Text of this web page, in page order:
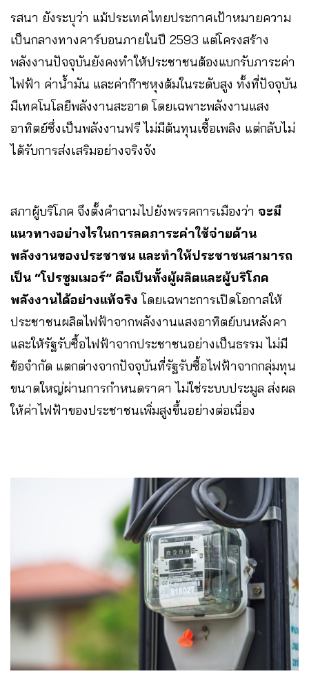
รสนา ยังระบุว่า แม้ประเทศไทยประกาศเป้าหมายความ
เป็นกลางทางคาร์บอนภายในปี 2593 แต่โครงสร้าง
พลังงานปัจจุบันยังคงทำให้ประชาชนต้องแบกรับภาระค่า
ไฟฟ้า ค่าน้ำมัน และค่าก๊าซหุงต้มในระดับสูง ทั้งที่ปัจจุบัน
มีเทคโนโลยีพลังงานสะอาด โดยเฉพาะพลังงานแสง
อาทิตย์ซึ่งเป็นพลังงานฟรี ไม่มีต้นทุนเชื้อเพลิง แต่กลับไม่
ได้รับการส่งเสริมอย่างจริงจัง
สภาผู้บริโภค จึงตั้งคำถามไปยังพรรคการเมืองว่า จะมี
แนวทางอย่างไรในการลดภาระค่าใช้จ่ายด้าน
พลังงานของประชาชน และทำให้ประชาชนสามารถ
เป็น “โปรซูมเมอร์” คือเป็นทั้งผู้ผลิตและผู้บริโภค
พลังงานได้อย่างแท้จริง โดยเฉพาะการเปิดโอกาสให้
ประชาชนผลิตไฟฟ้าจากพลังงานแสงอาทิตย์บนหลังคา
และให้รัฐรับซื้อไฟฟ้าจากประชาชนอย่างเป็นธรรม ไม่มี
ข้อจำกัด แตกต่างจากปัจจุบันที่รัฐรับซื้อไฟฟ้าจากกลุ่มทุน
ขนาดใหญ่ผ่านการกำหนดราคา ไม่ใช่ระบบประมูล ส่งผล
ให้ค่าไฟฟ้าของประชาชนเพิ่มสูงขึ้นอย่างต่อเนื่อง